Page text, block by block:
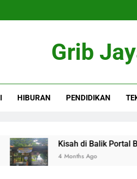
Grib
HIBURAN PENDIDIKAN
Kisah di Balik Portal Bendungan
4 Months Ago